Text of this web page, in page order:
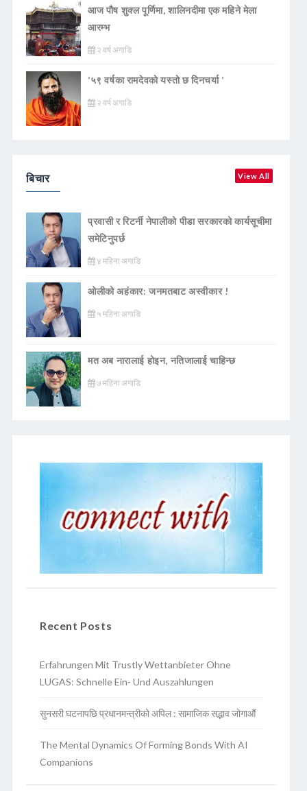
आज पौष शुक्ल पूर्णिमा, शालिनदीमा एक महिने मेला
आरम्भ
२ वर्ष अगाडि
‘५९ वर्षका रामदेवकाे यस्ताे छ दिनचर्या ’
२ वर्ष अगाडि
बिचार View All
प्रवासी र रिटर्नी नेपालीको पीडा सरकारको कार्यसूचीमा
समेटिनुपर्छ
४ महिना अगाडि
ओलीको अहंकार: जनमतबाट अस्वीकार !
५ महिना अगाडि
मत अब नारालाई होइन, नतिजालाई चाहिन्छ
७ महिना अगाडि
Recent Posts
Erfahrungen Mit Trustly Wettanbieter Ohne
LUGAS: Schnelle Ein- Und Auszahlungen
सुनसरी घटनापछि प्रधानमन्त्रीको अपिल : सामाजिक सद्भाव जोगाऔं
The Mental Dynamics Of Forming Bonds With AI
Companions